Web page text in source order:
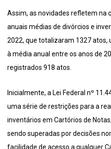
Assim, as novidades refletem na
anuais médias de divórcios e
2022, que totalizaram 1327 atos,
à média anual entre os anos de
registrados 918 atos.
Inicialmente, a Lei Federal nº
uma série de restrições para a
inventários em Cartórios de
sendo superadas por decisões
facilidade de acesso a qualquer